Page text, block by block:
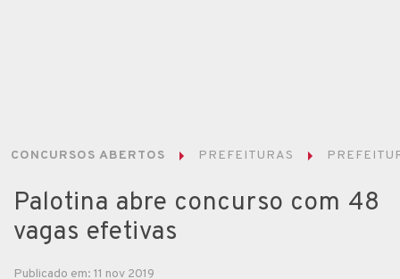
CONCURSOS ABERTOS PREFEITURAS
Palotina abre concurso com 48
vagas efetivas
Publicado em: 11 nov 2019